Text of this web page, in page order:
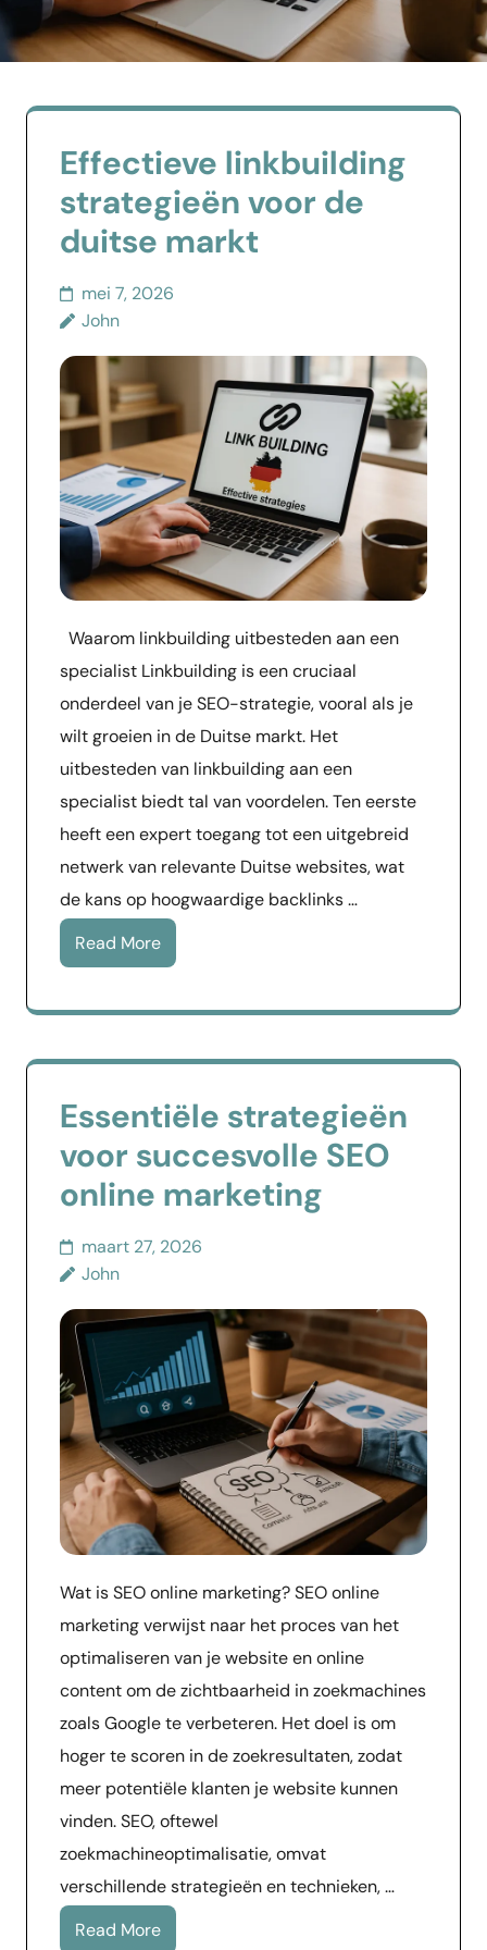
Effectieve linkbuilding
strategieën voor de
duitse markt
mei 7, 2026
John
Waarom linkbuilding uitbesteden aan een
specialist Linkbuilding is een cruciaal
onderdeel van je SEO-strategie, vooral als je
wilt groeien in de Duitse markt. Het
uitbesteden van linkbuilding aan een
specialist biedt tal van voordelen. Ten eerste
heeft een expert toegang tot een uitgebreid
netwerk van relevante Duitse websites, wat
de kans op hoogwaardige backlinks …
Read More
Essentiële strategieën
voor succesvolle SEO
online marketing
maart 27, 2026
John
Wat is SEO online marketing? SEO online
marketing verwijst naar het proces van het
optimaliseren van je website en online
content om de zichtbaarheid in zoekmachines
zoals Google te verbeteren. Het doel is om
hoger te scoren in de zoekresultaten, zodat
meer potentiële klanten je website kunnen
vinden. SEO, oftewel
zoekmachineoptimalisatie, omvat
verschillende strategieën en technieken, …
Read More